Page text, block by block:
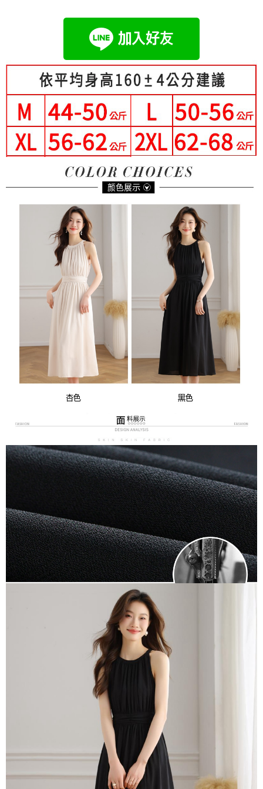
4.訂單成立30分鐘內，如未前往確認交易或遇審核未通過，訂單將自動取
消。如遇「轉專審核」未通過狀況，表示未達大哥付你分期系統評分，恕無
1.分期款項不併入電信帳單，「大哥付你分期」於每月結算日後寄送繳費提
醒簡訊。
2.透過簡訊連結打開帳單後，可選擇「超商條碼／台灣大直營門市／銀行轉
帳／街口支付／iPASS MONEY」等通路繳費。
【注意事項】
1.本服務係由「台灣大哥大股份有限公司」（以下簡稱本公司）所提供，讓
用戶於交易時，得透過本服務購買商品或服務，並由商店將買賣／分期付款
買賣價金債權讓與本公司後，依約使用本公司帳單繳交帳款。
2.基於同意付款使用「大哥付你分期」之契約關係目的，商店將以您的個人
資料（包含姓名、電話或地址）提供予台灣大哥大進項蒐集、處理及利用，
由本公司與您本人進行分期帳單所需資料之確認、核對及更正。
3.完整用戶服務條款，請詳閱以下連結：https://oppay.tw/userRule
１．簡單：不需註冊會員、不需綁卡、不需儲值。
２．便利：只要手機號碼，簡訊認證，即可結帳。
３．安心：先確認商品／服務後，再付款。
【「AFTEE先享後付」結帳流程】
１．於結帳方式選擇「AFTEE先享後付」後，將跳轉至「AFTEE先享後付」
結帳頁面，進行簡訊認證並確認金額後，即可完成結帳。
３．收到繳費通知簡訊後14天內，點擊此簡訊中的連結，可透過四大超商／
ATM／網路銀行／等多元方式進行付款，方視為交易完成。
※ 請注意：結帳手續完成當下不需立刻繳費，但若您需要取消訂單，請聯絡
購買商品的店家。未經商家同意取消之訂單仍視為有效，需透過AFTEE先享
後付繳納相關費用。
是否繳費成功／繳費後需取消欲退款等相關疑問，請聯繫「AFTEE先享後付
https://netprotections.freshdesk.com/support/home
【注意事項】
１．透過由恩沛科技股份有限公司提供之「AFTEE先享後付」服務完成之交
易，需依本服務之必要範圍內提供個人資料，並將交易相關給付款項請求債
權轉讓予恩沛科技股份有限公司。
２．關於個人資料處理事宜，請瀏覽以下網址：
https://aftee.tw/terms/#terms3
３．未成年的使用者請事先徵得法定代理人或監護人之同意方可使用
「AFTEE先享後付」，若未經同意申辦者引起之損失，本公司不負相關責
４．使用「AFTEE先享後付」時，將依據個別帳號之用戶狀況，依本公司即
時審查核予不同之上限額度；若仍有額度不足之情形，本公司將視審查結果
５．嚴禁一人註冊多個帳號或使用他人資訊註冊。若發現惡意使用之情形，
恩沛科技股份有限公司將有權停止該用戶之使用額度並採取法律行動。
「Hami Point」為中華電信所提供之點數服務，可於會員專區綁定中華電信
會員帳號後，即可在購物車使用 Hami Point 折抵消費金額 (1點等於1元)。
運送方式
全家付款取貨
每筆NT$80，滿NT$699(含以上)免運費
付款後全家取貨
每筆NT$80，滿NT$699(含以上)免運費
每筆NT$80，滿NT$699(含以上)免運費
每筆NT$80，滿NT$699(含以上)免運費
付款後7-11取貨
每筆NT$80，滿NT$699(含以上)免運費
每筆NT$70，滿NT$699(含以上)免運費
離島-郵局寄送
每筆NT$90，滿NT$699(含以上)免運費
國家/地區配送